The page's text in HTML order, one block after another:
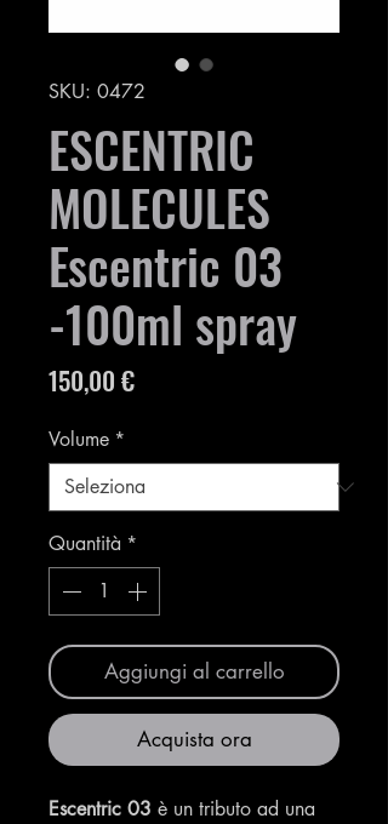
SKU: 0472
ESCENTRIC
MOLECULES
Escentric 03
-100ml spray
150,00 €Prezzo
Volume *
Quantità *
Aggiungi al carrello
Acquista ora
Escentric 03 è un tributo ad una